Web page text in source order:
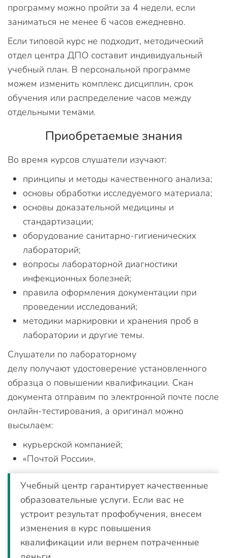
программу можно пройти за 4 недели, если
заниматься не менее 6 часов ежедневно.
Если типовой курс не подходит, методический
отдел центра ДПО составит индивидуальный
учебный план. В персональной программе
можем изменить комплекс дисциплин, срок
обучения или распределение часов между
отдельными темами.
Приобретаемые знания
Во время курсов слушатели изучают:
принципы и методы качественного анализа;
основы обработки исследуемого материала;
основы доказательной медицины и
стандартизации;
оборудование санитарно-гигиенических
лабораторий;
вопросы лабораторной диагностики
инфекционных болезней;
правила оформления документации при
проведении исследований;
методики маркировки и хранения проб в
лаборатории и другие темы.
Слушатели по лабораторному
делу получают удостоверение установленного
образца о повышении квалификации. Скан
документа отправим по электронной почте после
онлайн-тестирования, а оригинал можно
высылаем:
курьерской компанией;
«Почтой России».
Учебный центр гарантирует качественные
образовательные услуги. Если вас не
устроит результат профобучения, внесем
изменения в курс повышения
квалификации или вернем потраченные